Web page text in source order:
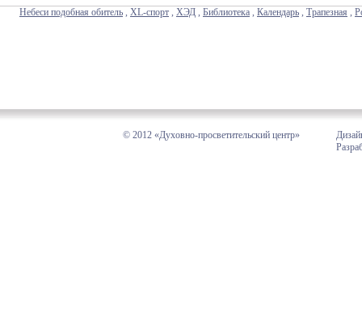
Небеси подобная обитель , XL-спорт , ХЭД , Библиотека , Календарь , Трапезная ,
© 2012 «Духовно-просветительский центр»